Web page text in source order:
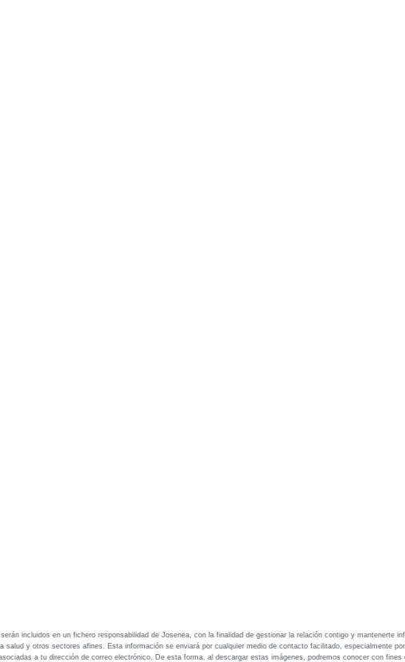
incluidos en un fichero responsabilidad de Josenea, con la finalidad de gestionar la relación contigo y mantenerte
salud y otros sectores afines. Esta información se enviará por cualquier medio de contacto facilitado, especialmente
a tu dirección de correo electrónico. De esta forma, al descargar estas imágenes, podremos conocer con